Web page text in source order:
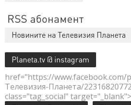
RSS абонамент
Новините на Телевизия Планета
Planeta.tv @ instagram
href="https://www.facebook.com/
Телевизия-Планета/
class="tag_social"